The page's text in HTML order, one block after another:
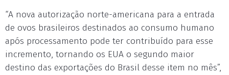
“A nova autorização norte-americana para a entrada
de ovos brasileiros destinados ao consumo humano
após processamento pode ter contribuído para esse
incremento, tornando os EUA o segundo maior
destino das exportações do Brasil desse item no mês”,